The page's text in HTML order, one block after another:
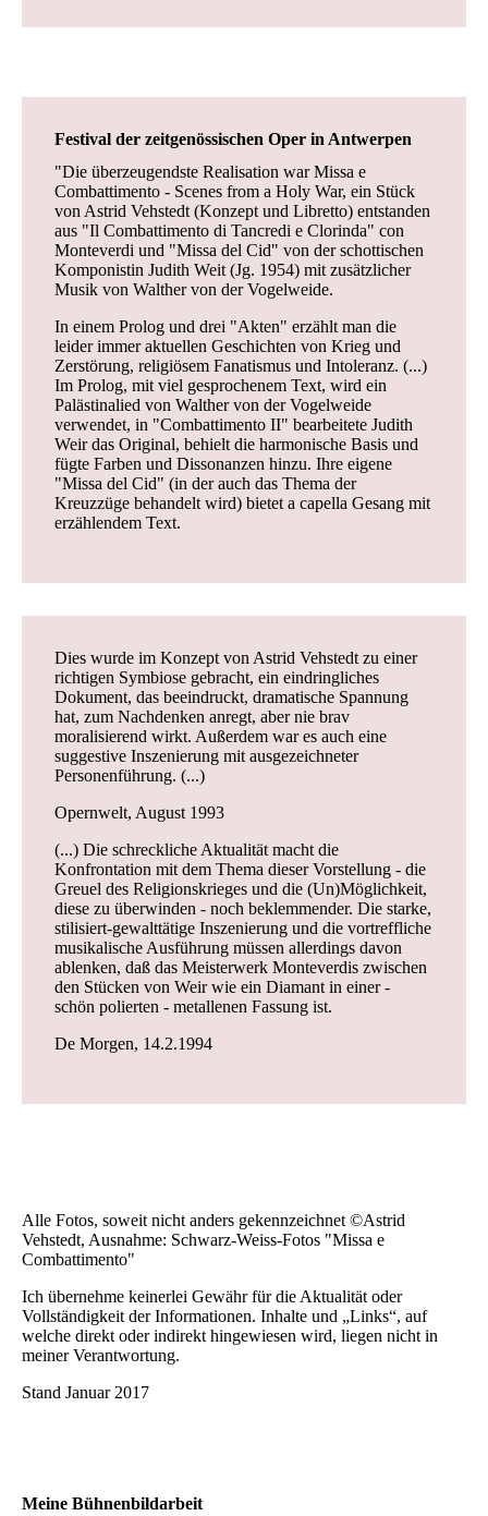
Festival der zeitgenössischen Oper in Antwerpen
"Die überzeugendste Realisation war Missa e
Combattimento - Scenes from a Holy War, ein Stück
von Astrid Vehstedt (Konzept und Libretto) entstanden
aus "Il Combattimento di Tancredi e Clorinda" con
Monteverdi und "Missa del Cid" von der schottischen
Komponistin Judith Weit (Jg. 1954) mit zusätzlicher
Musik von Walther von der Vogelweide.
In einem Prolog und drei "Akten" erzählt man die
leider immer aktuellen Ge­schich­ten von Krieg und
Zerstörung, religiösem Fanatismus und Intoleranz. (...)
Im Prolog, mit viel gesprochenem Text, wird ein
Palästinalied von Walther von der Vogelweide
verwendet, in "Combattimento II" bearbeitete Judith
Weir das Original, behielt die harmonische Basis und
fügte Farben und Dissonanzen hinzu. Ihre eigene
"Missa del Cid" (in der auch das Thema der
Kreuzzüge behandelt wird) bietet a capella Gesang mit
erzählendem Text.
Dies wurde im Konzept von Astrid Vehstedt zu einer
richtigen Symbiose gebracht, ein eindringliches
Dokument, das beeindruckt, dramatische Spannung
hat, zum Nachdenken anregt, aber nie brav
moralisierend wirkt. Außerdem war es auch eine
suggestive Inszenierung mit ausgezeichneter
Personenführung. (...)
Opernwelt, August 1993
(...) Die schreckliche Aktualität macht die
Konfrontation mit dem Thema dieser Vorstellung - die
Greuel des Religionskrieges und die (Un)Möglichkeit,
diese zu überwinden - noch beklemmender. Die starke,
stilisiert-gewalttätige Inszenierung und die vortreffliche
musikalische Ausführung müssen allerdings davon
ablenken, daß das Meisterwerk Monteverdis zwischen
den Stücken von Weir wie ein Diamant in einer -
schön polierten - metallenen Fassung ist.
De Morgen, 14.2.1994
Alle Fotos, soweit nicht anders gekennzeichnet ©Astrid
Vehstedt, Ausnahme: Schwarz-Weiss-Fotos "Missa e
Combattimento"
Ich übernehme keinerlei Gewähr für die Aktualität oder
Vollständigkeit der Informationen. Inhalte und „Links“, auf
welche direkt oder indirekt hingewiesen wird, liegen nicht in
meiner Verantwortung.
Stand Januar 2017
Meine Bühnenbildarbeit